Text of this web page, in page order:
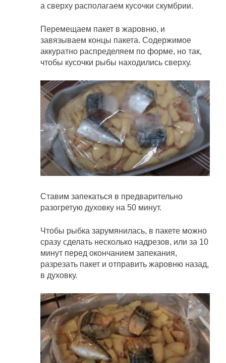
а сверху располагаем кусочки скумбрии.
Перемещаем пакет в жаровню, и
завязываем концы пакета. Содержимое
аккуратно распределяем по форме, но так,
чтобы кусочки рыбы находились сверху.
Ставим запекаться в предварительно
разогретую духовку на 50 минут.
Чтобы рыбка зарумянилась, в пакете можно
сразу сделать несколько надрезов, или за 10
минут перед окончанием запекания,
разрезать пакет и отправить жаровню назад,
в духовку.